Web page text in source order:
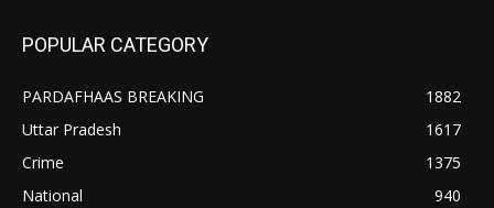
POPULAR CATEGORY
PARDAFHAAS BREAKING
1882
Uttar Pradesh
1617
Crime
1375
National
940